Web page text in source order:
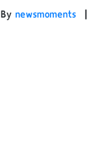
By newsmoments |